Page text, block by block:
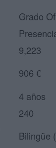
Grado
9,223
906 €
4 años
240
Bilingüe